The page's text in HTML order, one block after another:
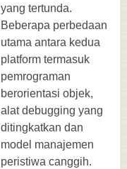
yang tertunda.
Beberapa perbedaan
utama antara kedua
platform termasuk
pemrograman
berorientasi objek,
alat debugging yang
ditingkatkan dan
model manajemen
peristiwa canggih.